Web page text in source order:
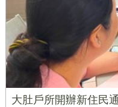
大肚戶所開辦新住民